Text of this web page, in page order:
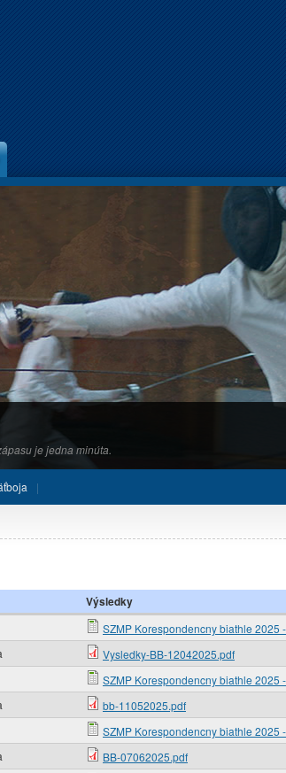
je jedna minúta.
Výsledky
SZMP Korespondencny biathle 2025
Vysledky-BB-12042025.pdf
SZMP Korespondencny biathle 2025
bb-11052025.pdf
SZMP Korespondencny biathle 2025
BB-07062025.pdf